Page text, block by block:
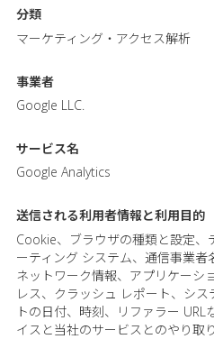
分類
マーケティング・アクセス解析
事業者
Google LLC.
サービス名
Google Analytics
送信される利用者情報と利用目的
Cookie、ブラウザの種類と設定、
ーティング システム、通信事業
ネットワーク情報、アプリケーシ
レス、クラッシュ レポート、シ
トの日付、時刻、リファラー URL
イスと当社のサービスとのやり取